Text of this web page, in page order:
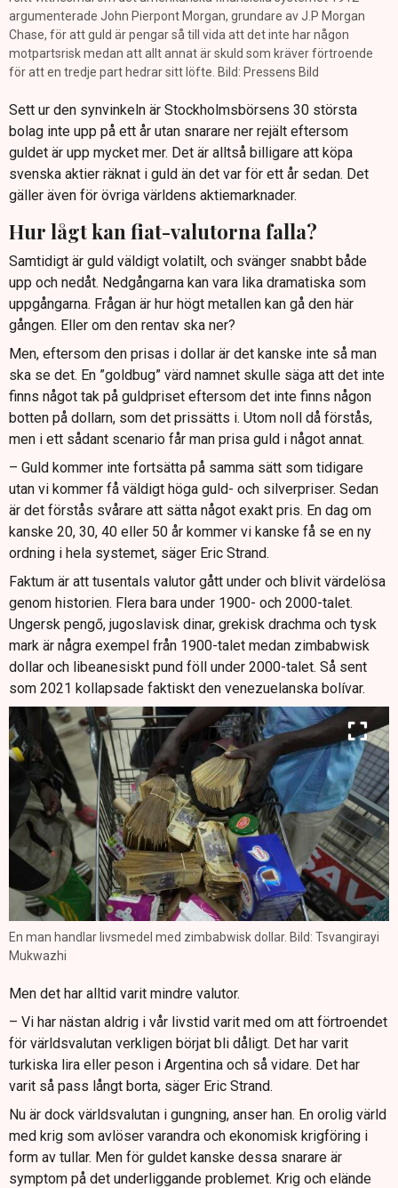
argumenterade John Pierpont Morgan, grundare av J.P Morgan
Chase, för att guld är pengar så till vida att det inte har någon
motpartsrisk medan att allt annat är skuld som kräver förtroende
för att en tredje part hedrar sitt löfte. Bild: Pressens Bild
Sett ur den synvinkeln är Stockholmsbörsens 30 största
bolag inte upp på ett år utan snarare ner rejält eftersom
guldet är upp mycket mer. Det är alltså billigare att köpa
svenska aktier räknat i guld än det var för ett år sedan. Det
gäller även för övriga världens aktiemarknader.
Hur lågt kan fiat-valutorna falla?
Samtidigt är guld väldigt volatilt, och svänger snabbt både
upp och nedåt. Nedgångarna kan vara lika dramatiska som
uppgångarna. Frågan är hur högt metallen kan gå den här
gången. Eller om den rentav ska ner?
Men, eftersom den prisas i dollar är det kanske inte så man
ska se det. En ”goldbug” värd namnet skulle säga att det inte
finns något tak på guldpriset eftersom det inte finns någon
botten på dollarn, som det prissätts i. Utom noll då förstås,
men i ett sådant scenario får man prisa guld i något annat.
– Guld kommer inte fortsätta på samma sätt som tidigare
utan vi kommer få väldigt höga guld- och silverpriser. Sedan
är det förstås svårare att sätta något exakt pris. En dag om
kanske 20, 30, 40 eller 50 år kommer vi kanske få se en ny
ordning i hela systemet, säger Eric Strand.
Faktum är att tusentals valutor gått under och blivit värdelösa
genom historien. Flera bara under 1900- och 2000-talet.
Ungersk pengő, jugoslavisk dinar, grekisk drachma och tysk
mark är några exempel från 1900-talet medan zimbabwisk
dollar och libeanesiskt pund föll under 2000-talet. Så sent
som 2021 kollapsade faktiskt den venezuelanska bolívar.
En man handlar livsmedel med zimbabwisk dollar. Bild: Tsvangirayi
Mukwazhi
Men det har alltid varit mindre valutor.
– Vi har nästan aldrig i vår livstid varit med om att förtroendet
för världsvalutan verkligen börjat bli dåligt. Det har varit
turkiska lira eller peson i Argentina och så vidare. Det har
varit så pass långt borta, säger Eric Strand.
Nu är dock världsvalutan i gungning, anser han. En orolig värld
med krig som avlöser varandra och ekonomisk krigföring i
form av tullar. Men för guldet kanske dessa snarare är
symptom på det underliggande problemet. Krig och elände